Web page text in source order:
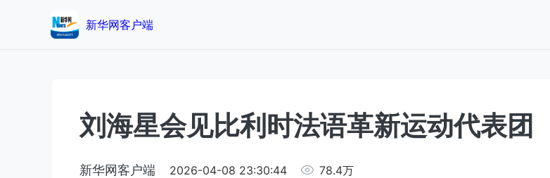
新华网客户端
刘海星会见比利时法语革新运动代表团
新华网客户端 2026-04-08 23:30:44 78.4万